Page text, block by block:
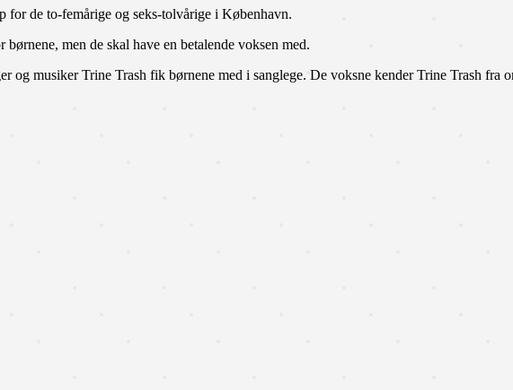
de to-femårige og seks-tolvårige i København.
men de skal have en betalende voksen med.
musiker Trine Trash fik børnene med i sanglege. De voksne kender Trine Trash fra